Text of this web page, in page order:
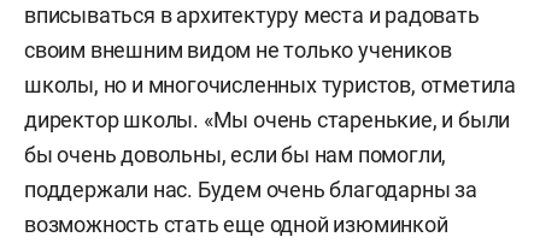
вписываться в архитектуру места и радовать
своим внешним видом не только учеников
школы, но и многочисленных туристов, отметила
директор школы. «Мы очень старенькие, и были
бы очень довольны, если бы нам помогли,
поддержали нас. Будем очень благодарны за
возможность стать еще одной изюминкой